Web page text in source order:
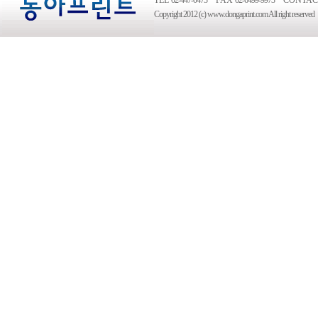
Copyright 2012 (c) www.dongaprint.com All right reserved